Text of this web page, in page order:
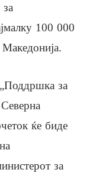
100 000
за
ќе биде
за